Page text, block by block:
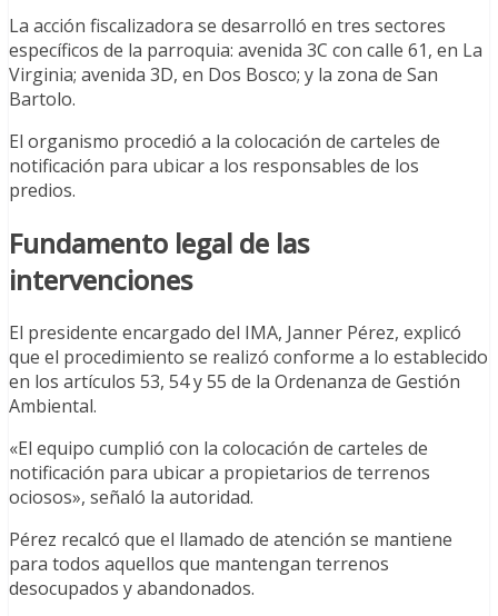
La acción fiscalizadora se desarrolló en tres sectores
específicos de la parroquia: avenida 3C con calle 61, en La
Virginia; avenida 3D, en Dos Bosco; y la zona de San
Bartolo.
El organismo procedió a la colocación de carteles de
notificación para ubicar a los responsables de los
predios.
Fundamento legal de las
intervenciones
El presidente encargado del IMA, Janner Pérez, explicó
que el procedimiento se realizó conforme a lo establecido
en los artículos 53, 54 y 55 de la Ordenanza de Gestión
Ambiental.
«El equipo cumplió con la colocación de carteles de
notificación para ubicar a propietarios de terrenos
ociosos», señaló la autoridad.
Pérez recalcó que el llamado de atención se mantiene
para todos aquellos que mantengan terrenos
desocupados y abandonados.